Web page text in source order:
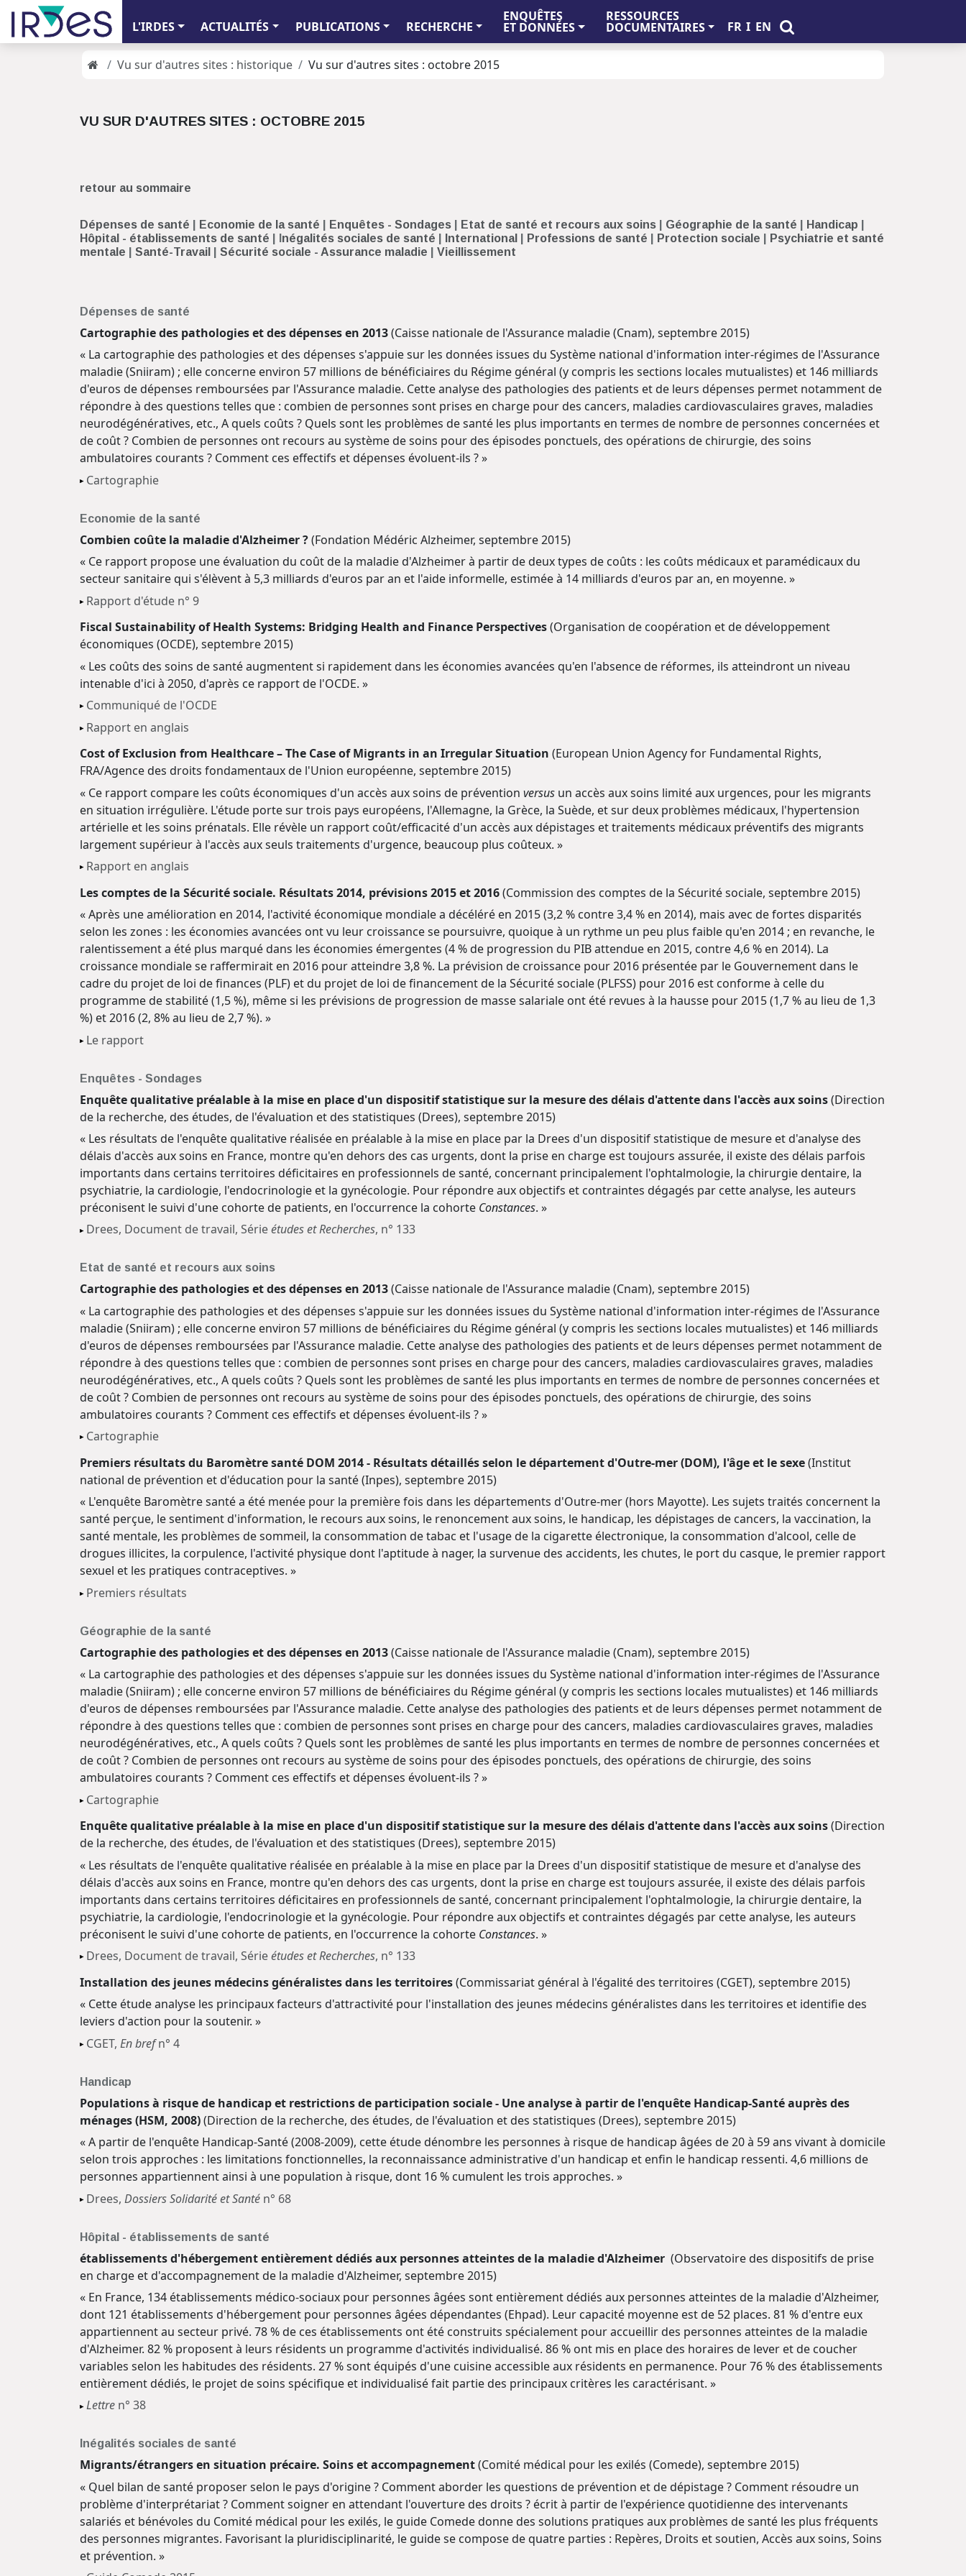
L'IRDES ACTUALITÉS PUBLICATIONS RECHERCHE
ENQUÊTES
ET DONNÉES
RESSOURCES
DOCUMENTAIRES FR I EN
Vu sur d'autres sites : historique Vu sur d'autres sites : octobre 2015
VU SUR D'AUTRES SITES : OCTOBRE 2015
retour au sommaire
Dépenses de santé Economie de la santé Enquêtes - Sondages Etat de santé et recours aux soins Géographie de la santé Handicap
Hôpital - établissements de santé
négalités sociales de santé International Professions de santé Protection sociale
Psychiatrie et santé
mentale
Santé-Travail Sécurité sociale - Assurance maladie Vieillissement
Dépenses de santé
Cartographie des pathologies et des dépenses en 2013(Caisse nationale de l'Assurance maladie (Cnam), septembre 2015)
« La cartographie des pathologies et des dépenses s'appuie sur les données issues du Système national d'information inter-régimes de l'Assurance
maladie (Sniiram) ; elle concerne environ 57 millions de bénéficiaires du Régime général (y compris les sections locales mutualistes) et 146 milliards
d'euros de dépenses remboursées par l'Assurance maladie. Cette analyse des pathologies des patients et de leurs dépenses permet notamment de
répondre à des questions telles que : combien de personnes sont prises en charge pour des cancers, maladies cardiovasculaires graves, maladies
neurodégénératives, etc., A quels coûts ? Quels sont les problèmes de santé les plus importants en termes de nombre de personnes concernées et
de coût ? Combien de personnes ont recours au système de soins pour des épisodes ponctuels, des opérations de chirurgie, des soins
ambulatoires courants ? Comment ces effectifs et dépenses évoluent-ils ? »
Cartographie
Economie de la santé
Combien coûte la maladie d'Alzheimer ?(Fondation Médéric Alzheimer, septembre 2015)
« Ce rapport propose une évaluation du coût de la maladie d'Alzheimer à partir de deux types de coûts : les coûts médicaux et paramédicaux du
secteur sanitaire qui s'élèvent à 5,3 milliards d'euros par an et l'aide informelle, estimée à 14 milliards d'euros par an, en moyenne. »
Rapport d'étude n° 9
Fiscal Sustainability of Health Systems: Bridging Health and Finance Perspectives(Organisation de coopération et de développement
économiques (OCDE), septembre 2015)
« Les coûts des soins de santé augmentent si rapidement dans les économies avancées qu'en l'absence de réformes, ils atteindront un niveau
intenable d'ici à 2050, d'après ce rapport de l'OCDE. »
Communiqué de l'OCDE
Rapport en anglais
Cost of Exclusion from Healthcare – The Case of Migrants in an Irregular Situation (European Union Agency for Fundamental Rights,
FRA/Agence des droits fondamentaux de l'Union européenne, septembre 2015)
« Ce rapport compare les coûts économiques d'un accès aux soins de prévention versus un accès aux soins limité aux urgences, pour les migrants
en situation irrégulière. L'étude porte sur trois pays européens, l'Allemagne, la Grèce, la Suède, et sur deux problèmes médicaux, l'hypertension
artérielle et les soins prénatals. Elle révèle un rapport coût/efficacité d'un accès aux dépistages et traitements médicaux préventifs des migrants
largement supérieur à l'accès aux seuls traitements d'urgence, beaucoup plus coûteux. »
Rapport en anglais
Les comptes de la Sécurité sociale. Résultats 2014, prévisions 2015 et 2016(Commission des comptes de la Sécurité sociale, septembre 2015)
« Après une amélioration en 2014, l'activité économique mondiale a décéléré en 2015 (3,2 % contre 3,4 % en 2014), mais avec de fortes disparités
selon les zones : les économies avancées ont vu leur croissance se poursuivre, quoique à un rythme un peu plus faible qu'en 2014 ; en revanche, le
ralentissement a été plus marqué dans les économies émergentes (4 % de progression du PIB attendue en 2015, contre 4,6 % en 2014). La
croissance mondiale se raffermirait en 2016 pour atteindre 3,8 %. La prévision de croissance pour 2016 présentée par le Gouvernement dans le
cadre du projet de loi de finances (PLF) et du projet de loi de financement de la Sécurité sociale (PLFSS) pour 2016 est conforme à celle du
programme de stabilité (1,5 %), même si les prévisions de progression de masse salariale ont été revues à la hausse pour 2015 (1,7 % au lieu de 1,3
%) et 2016 (2, 8% au lieu de 2,7 %). »
Le rapport
Enquêtes - Sondages
Enquête qualitative préalable à la mise en place d'un dispositif statistique sur la mesure des délais d'attente dans l'accès aux soins(Direction
de la recherche, des études, de l'évaluation et des statistiques (Drees), septembre 2015)
« Les résultats de l'enquête qualitative réalisée en préalable à la mise en place par la Drees d'un dispositif statistique de mesure et d'analyse des
délais d'accès aux soins en France, montre qu'en dehors des cas urgents, dont la prise en charge est toujours assurée, il existe des délais parfois
importants dans certains territoires déficitaires en professionnels de santé, concernant principalement l'ophtalmologie, la chirurgie dentaire, la
psychiatrie, la cardiologie, l'endocrinologie et la gynécologie. Pour répondre aux objectifs et contraintes dégagés par cette analyse, les auteurs
préconisent le suivi d'une cohorte de patients, en l'occurrence la cohorte Constances. »
Drees, Document de travail, Sérieétudes et Recherches, n° 133
Etat de santé et recours aux soins
Cartographie des pathologies et des dépenses en 2013(Caisse nationale de l'Assurance maladie (Cnam), septembre 2015)
« La cartographie des pathologies et des dépenses s'appuie sur les données issues du Système national d'information inter-régimes de l'Assurance
maladie (Sniiram) ; elle concerne environ 57 millions de bénéficiaires du Régime général (y compris les sections locales mutualistes) et 146 milliards
d'euros de dépenses remboursées par l'Assurance maladie. Cette analyse des pathologies des patients et de leurs dépenses permet notamment de
répondre à des questions telles que : combien de personnes sont prises en charge pour des cancers, maladies cardiovasculaires graves, maladies
neurodégénératives, etc., A quels coûts ? Quels sont les problèmes de santé les plus importants en termes de nombre de personnes concernées et
de coût ? Combien de personnes ont recours au système de soins pour des épisodes ponctuels, des opérations de chirurgie, des soins
ambulatoires courants ? Comment ces effectifs et dépenses évoluent-ils ? »
Cartographie
Premiers résultats du Baromètre santé DOM 2014 - Résultats détaillés selon le département d'Outre-mer (DOM), l'âge et le sexe(Institut
national de prévention et d'éducation pour la santé (Inpes), septembre 2015)
« L'enquête Baromètre santé a été menée pour la première fois dans les départements d'Outre-mer (hors Mayotte). Les sujets traités concernent la
santé perçue, le sentiment d'information, le recours aux soins, le renoncement aux soins, le handicap, les dépistages de cancers, la vaccination, la
santé mentale, les problèmes de sommeil, la consommation de tabac et l'usage de la cigarette électronique, la consommation d'alcool, celle de
drogues illicites, la corpulence, l'activité physique dont l'aptitude à nager, la survenue des accidents, les chutes, le port du casque, le premier rapport
sexuel et les pratiques contraceptives. »
Premiers résultats
Géographie de la santé
Cartographie des pathologies et des dépenses en 2013(Caisse nationale de l'Assurance maladie (Cnam), septembre 2015)
« La cartographie des pathologies et des dépenses s'appuie sur les données issues du Système national d'information inter-régimes de l'Assurance
maladie (Sniiram) ; elle concerne environ 57 millions de bénéficiaires du Régime général (y compris les sections locales mutualistes) et 146 milliards
d'euros de dépenses remboursées par l'Assurance maladie. Cette analyse des pathologies des patients et de leurs dépenses permet notamment de
répondre à des questions telles que : combien de personnes sont prises en charge pour des cancers, maladies cardiovasculaires graves, maladies
neurodégénératives, etc., A quels coûts ? Quels sont les problèmes de santé les plus importants en termes de nombre de personnes concernées et
de coût ? Combien de personnes ont recours au système de soins pour des épisodes ponctuels, des opérations de chirurgie, des soins
ambulatoires courants ? Comment ces effectifs et dépenses évoluent-ils ? »
Cartographie
Enquête qualitative préalable à la mise en place d'un dispositif statistique sur la mesure des délais d'attente dans l'accès aux soins(Direction
de la recherche, des études, de l'évaluation et des statistiques (Drees), septembre 2015)
« Les résultats de l'enquête qualitative réalisée en préalable à la mise en place par la Drees d'un dispositif statistique de mesure et d'analyse des
délais d'accès aux soins en France, montre qu'en dehors des cas urgents, dont la prise en charge est toujours assurée, il existe des délais parfois
importants dans certains territoires déficitaires en professionnels de santé, concernant principalement l'ophtalmologie, la chirurgie dentaire, la
psychiatrie, la cardiologie, l'endocrinologie et la gynécologie. Pour répondre aux objectifs et contraintes dégagés par cette analyse, les auteurs
préconisent le suivi d'une cohorte de patients, en l'occurrence la cohorte Constances. »
Drees, Document de travail, Sérieétudes et Recherches, n° 133
Installation des jeunes médecins généralistes dans les territoires(Commissariat général à l'égalité des territoires (CGET), septembre 2015)
« Cette étude analyse les principaux facteurs d'attractivité pour l'installation des jeunes médecins généralistes dans les territoires et identifie des
leviers d'action pour la soutenir. »
CGET, En brefn° 4
Handicap
Populations à risque de handicap et restrictions de participation sociale - Une analyse à partir de l'enquête Handicap-Santé auprès des
ménages (HSM, 2008)(Direction de la recherche, des études, de l'évaluation et des statistiques (Drees), septembre 2015)
« A partir de l'enquête Handicap-Santé (2008-2009), cette étude dénombre les personnes à risque de handicap âgées de 20 à 59 ans vivant à domicile
selon trois approches : les limitations fonctionnelles, la reconnaissance administrative d'un handicap et enfin le handicap ressenti. 4,6 millions de
personnes appartiennent ainsi à une population à risque, dont 16 % cumulent les trois approches. »
Drees, Dossiers Solidarité et Santé n° 68
Hôpital - établissements de santé
établissements d'hébergement entièrement dédiés aux personnes atteintes de la maladie d'Alzheimer (Observatoire des dispositifs de prise
en charge et d'accompagnement de la maladie d'Alzheimer, septembre 2015)
« En France, 134 établissements médico-sociaux pour personnes âgées sont entièrement dédiés aux personnes atteintes de la maladie d'Alzheimer,
dont 121 établissements d'hébergement pour personnes âgées dépendantes (Ehpad). Leur capacité moyenne est de 52 places. 81 % d'entre eux
appartiennent au secteur privé. 78 % de ces établissements ont été construits spécialement pour accueillir des personnes atteintes de la maladie
d'Alzheimer. 82 % proposent à leurs résidents un programme d'activités individualisé. 86 % ont mis en place des horaires de lever et de coucher
variables selon les habitudes des résidents. 27 % sont équipés d'une cuisine accessible aux résidents en permanence. Pour 76 % des établissements
entièrement dédiés, le projet de soins spécifique et individualisé fait partie des principaux critères les caractérisant. »
Lettre n° 38
Inégalités sociales de santé
Migrants/étrangers en situation précaire. Soins et accompagnement(Comité médical pour les exilés (Comede), septembre 2015)
« Quel bilan de santé proposer selon le pays d'origine ? Comment aborder les questions de prévention et de dépistage ? Comment résoudre un
problème d'interprétariat ? Comment soigner en attendant l'ouverture des droits ? écrit à partir de l'expérience quotidienne des intervenants
salariés et bénévoles du Comité médical pour les exilés, le guide Comede donne des solutions pratiques aux problèmes de santé les plus fréquents
des personnes migrantes. Favorisant la pluridisciplinarité, le guide se compose de quatre parties : Repères, Droits et soutien, Accès aux soins, Soins
et prévention. »